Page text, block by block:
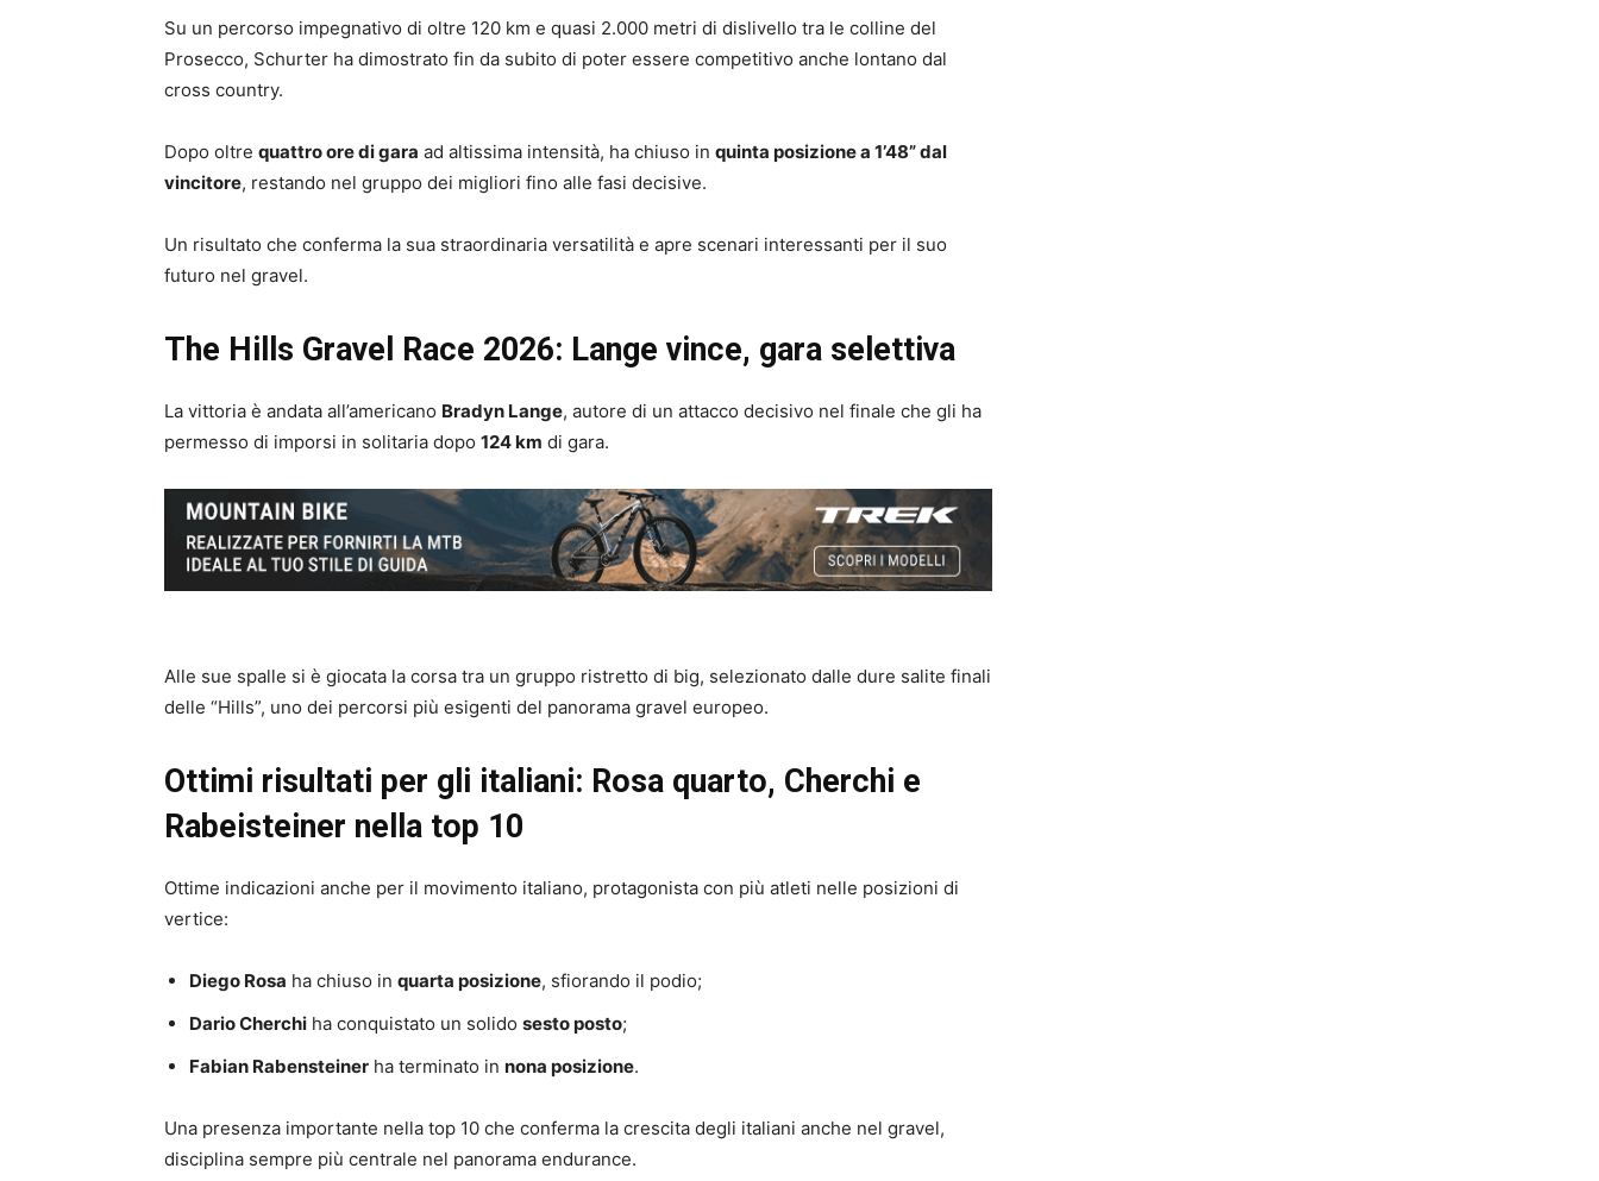
Su un percorso impegnativo di oltre 120 km e quasi 2.000 metri di dislivello tra le colline del
Prosecco, Schurter ha dimostrato fin da subito di poter essere competitivo anche lontano dal
cross country.
Dopo oltre quattro ore di gara ad altissima intensità, ha chiuso in quinta posizione a 1’48” dal
vincitore, restando nel gruppo dei migliori fino alle fasi decisive.
Un risultato che conferma la sua straordinaria versatilità e apre scenari interessanti per il suo
futuro nel gravel.
The Hills Gravel Race 2026: Lange vince, gara selettiva
La vittoria è andata all’americano Bradyn Lange, autore di un attacco decisivo nel finale che gli ha
permesso di imporsi in solitaria dopo 124 km di gara.
Alle sue spalle si è giocata la corsa tra un gruppo ristretto di big, selezionato dalle dure salite finali
delle “Hills”, uno dei percorsi più esigenti del panorama gravel europeo.
Ottimi risultati per gli italiani: Rosa quarto, Cherchi e
Rabeisteiner nella top 10
Ottime indicazioni anche per il movimento italiano, protagonista con più atleti nelle posizioni di
vertice:
Diego Rosa ha chiuso in quarta posizione, sfiorando il podio;
Dario Cherchi ha conquistato un solido sesto posto;
Fabian Rabensteiner ha terminato in nona posizione.
Una presenza importante nella top 10 che conferma la crescita degli italiani anche nel gravel,
disciplina sempre più centrale nel panorama endurance.